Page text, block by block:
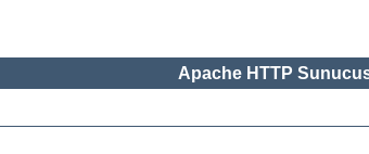
Apache HTTP